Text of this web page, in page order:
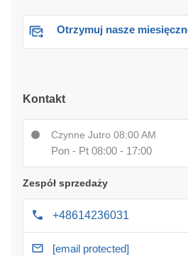
Otrzymuj nasze
Kontakt
Czynne Jutro 08:00 AM
Pon - Pt 08:00 - 17:00
Zespół sprzedaży
+48614236031
[email protected]